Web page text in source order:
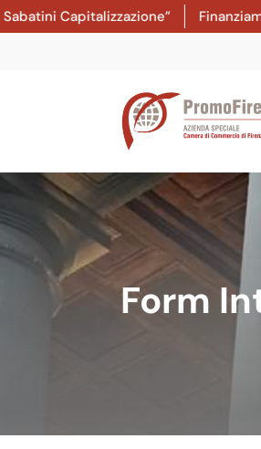
Finanziamenti e
Form